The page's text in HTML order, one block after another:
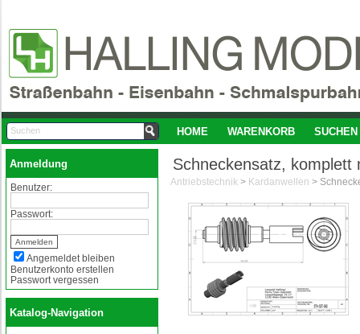
HOME WARENKORB SUCHEN
Anmeldung
Benutzer:
Passwort:
Angemeldet bleiben
Benutzerkonto erstellen
Passwort vergessen
Katalog-Navigation
Schneckensatz, komplett
Antriebstechnik > Kardanwellen >